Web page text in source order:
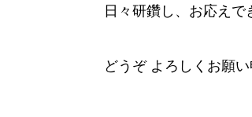
日々研鑽し、お応えで
どうぞ よろしくお願い